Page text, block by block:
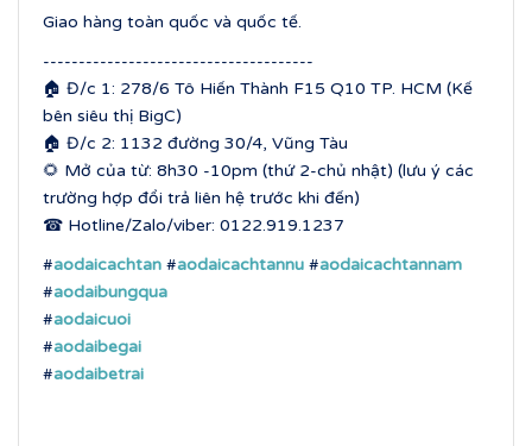
Giao hàng toàn quốc và quốc tế.
--------------------------------------
🏠 Đ/c 1: 278/6 Tô Hiến Thành F15 Q10 TP. HCM (Kế
bên siêu thị BigC)
🏠 Đ/c 2: 1132 đường 30/4, Vũng Tàu
🌻 Mở của từ: 8h30 -10pm (thứ 2-chủ nhật) (lưu ý các
trường hợp đổi trả liên hệ trước khi đến)
☎ Hotline/Zalo/viber: 0122.919.1237
#aodaicachtan #aodaicachtannu #aodaicachtannam
#aodaibungqua
#aodaicuoi
#aodaibegai
#aodaibetrai